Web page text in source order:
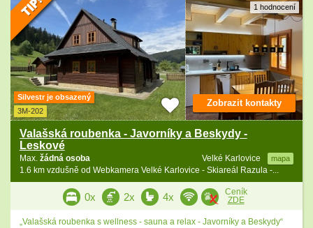
1 hodnocení
Silvestr je obsazený
3M-202
Valašská roubenka - Javorníky a Beskydy -
Leskové
Velké Karlovice mapa
Max. žádná osoba
1.6 km vzdušně od Webkamera Velké Karlovice - Skiareál Razula -...
Zobrazit kontakty
0x 2x 4x
Ceník
ZDE
„Valašská roubenka s wellness - sauna a relax - Javorníky a Beskydy“